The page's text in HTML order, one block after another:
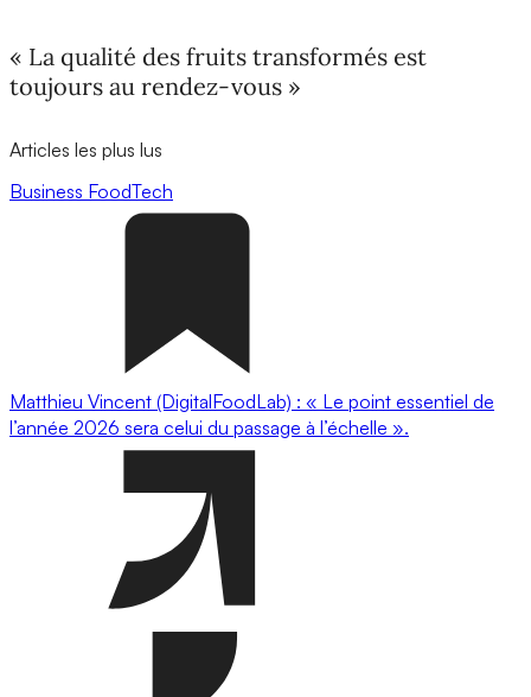
« La qualité des fruits transformés est
toujours au rendez-vous »
Articles les plus lus
Business FoodTech
Matthieu Vincent (DigitalFoodLab) : « Le point essentiel de
l’année 2026 sera celui du passage à l’échelle ».